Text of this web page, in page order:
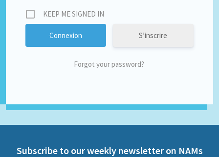
KEEP ME SIGNED IN
S’inscrire
Forgot your password?
Subscribe to our weekly newsletter on NAMs